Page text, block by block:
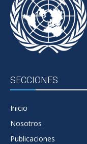
SECCIONES
Inicio
Nosotros
Publicaciones